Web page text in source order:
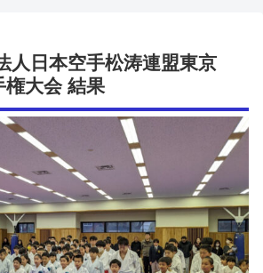
人日本空手松涛連盟東京
権大会 結果